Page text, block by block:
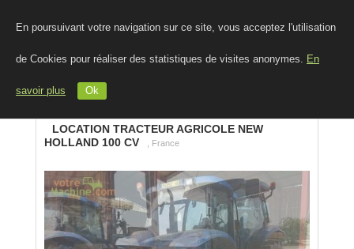
En poursuivant votre navigation sur ce site, vous acceptez l'utilisation
de Cookies pour réaliser des statistiques de visites anonymes. En
savoir plus Ok
LOCATION TRACTEUR AGRICOLE NEW
HOLLAND 100 CV
, France